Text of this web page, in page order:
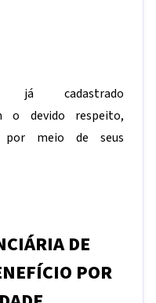
já cadastrado
o devido respeito,
por meio de seus
DE
POR